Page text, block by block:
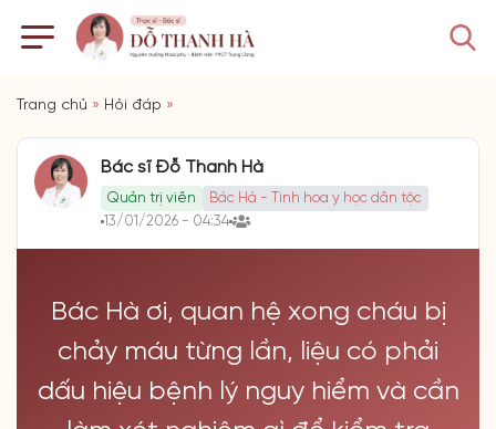
Trang chủ » Hỏi đáp »
Bác sĩ Đỗ Thanh Hà
Quản trị viên
Bác Hà - Tinh hoa y học dân tộc
13/01/2026 - 04:34
Bác Hà ơi, quan hệ xong cháu bị
chảy máu từng lần, liệu có phải
dấu hiệu bệnh lý nguy hiểm và cần